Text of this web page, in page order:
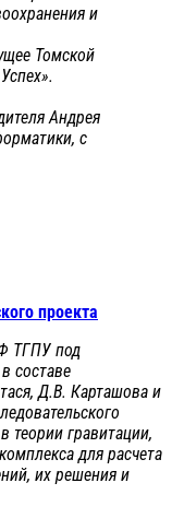
и
Томской
Андрея
с
проекта
ТГПУ под
составе
Д.В. Карташова и
теории гравитации,
для расчета
их решения и